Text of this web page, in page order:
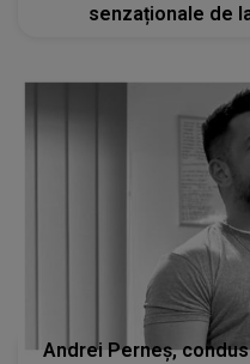
senzaționale de
Andrei Perneș,